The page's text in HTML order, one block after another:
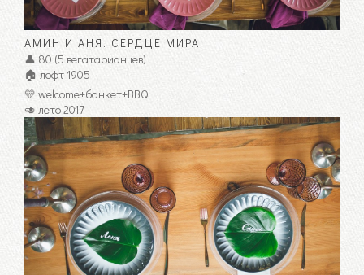
АМИН И АНЯ. CЕРДЦЕ МИРА
👤 80 (5 вегатарианцев)
🏠 лофт 1905
💛 welcome+банкет+BBQ
🥑 лето 2017